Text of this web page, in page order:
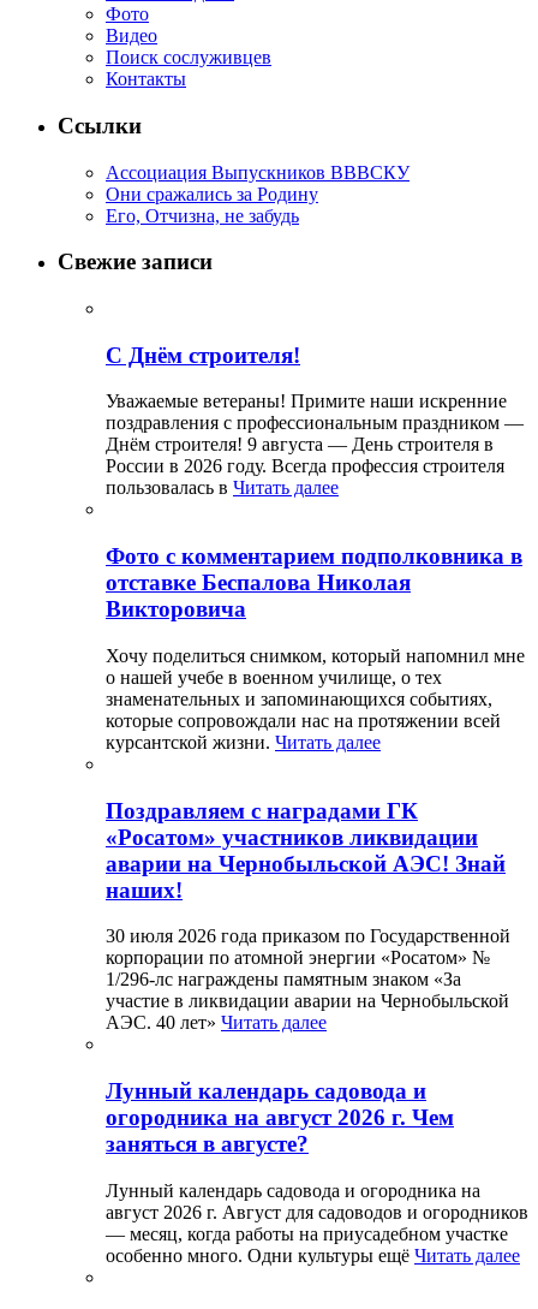
Фото
Видео
Поиск сослуживцев
Контакты
Ссылки
Ассоциация Выпускников ВВВСКУ
Они сражались за Родину
Его, Отчизна, не забудь
Свежие записи
С Днём строителя!
Уважаемые ветераны! Примите наши искренние
поздравления с профессиональным праздником —
Днём строителя! 9 августа — День строителя в
России в 2026 году. Всегда профессия строителя
пользовалась в Читать далее
Фото с комментарием подполковника в
отставке Беспалова Николая
Викторовича
Хочу поделиться снимком, который напомнил мне
о нашей учебе в военном училище, о тех
знаменательных и запоминающихся событиях,
которые сопровождали нас на протяжении всей
курсантской жизни. Читать далее
Поздравляем с наградами ГК
«Росатом» участников ликвидации
аварии на Чернобыльской АЭС! Знай
наших!
30 июля 2026 года приказом по Государственной
корпорации по атомной энергии «Росатом» №
1/296-лс награждены памятным знаком «За
участие в ликвидации аварии на Чернобыльской
АЭС. 40 лет» Читать далее
Лунный календарь садовода и
огородника на август 2026 г. Чем
заняться в августе?
Лунный календарь садовода и огородника на
август 2026 г. Август для садоводов и огородников
— месяц, когда работы на приусадебном участке
особенно много. Одни культуры ещё Читать далее